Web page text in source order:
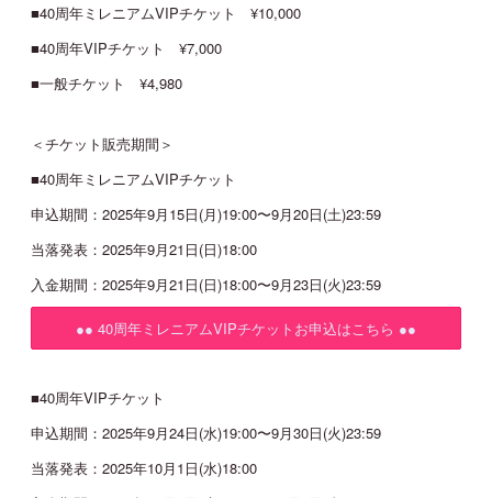
■40周年ミレニアムVIPチケット ¥10,000
■40周年VIPチケット ¥7,000
■一般チケット ¥4,980
＜チケット販売期間＞
■40周年ミレニアムVIPチケット
申込期間：2025年9月15日(月)19:00〜9月20日(土)23:59
当落発表：2025年9月21日(日)18:00
入金期間：2025年9月21日(日)18:00〜9月23日(火)23:59
●● 40周年ミレニアムVIPチケットお申込はこちら ●●
■40周年VIPチケット
申込期間：2025年9月24日(水)19:00〜9月30日(火)23:59
当落発表：2025年10月1日(水)18:00